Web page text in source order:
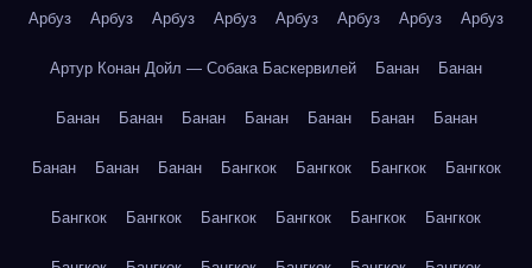
Арбуз Арбуз Арбуз Арбуз Арбуз Арбуз Арбуз Арбуз
Артур Конан Дойл — Собака Баскервилей Банан Банан
Банан Банан Банан Банан Банан Банан Банан
Банан Банан Банан Бангкок Бангкок Бангкок Бангкок
Бангкок Бангкок Бангкок Бангкок Бангкок Бангкок